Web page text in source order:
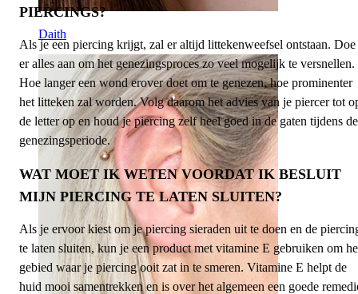
Daith
PIERCINGS?
Als je een piercing krijgt, zal er altijd littekenweefsel ontstaan. Doe
er alles aan om het genezingsproces zo veel mogelijk te versnellen.
Hoe langer een wond erover doet om te genezen, hoe prominenter
het litteken zal worden. Volg daarom het advies van je piercer tot
de letter op en houd je piercing zelf heel goed in de gaten tijdens de
genezingsperiode.
WAT MOET IK WETEN VOORDAT IK BESLUIT
MIJN PIERCING TE LATEN SLUITEN?
Als je ervoor kiest om je piercing sieraden uit te doen en de
te laten sluiten, kun je een product met vitamine E gebruiken om
gebied waar je piercing ooit zat in te smeren. Vitamine E helpt de
huid mooi samentrekken en is over het algemeen een goede